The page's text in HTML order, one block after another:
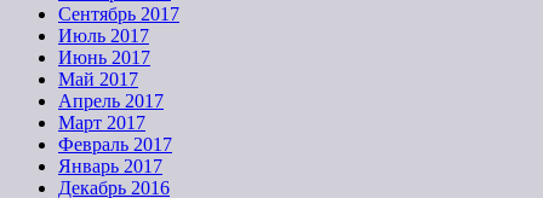
Сентябрь 2017
Июль 2017
Июнь 2017
Май 2017
Апрель 2017
Март 2017
Февраль 2017
Январь 2017
Декабрь 2016